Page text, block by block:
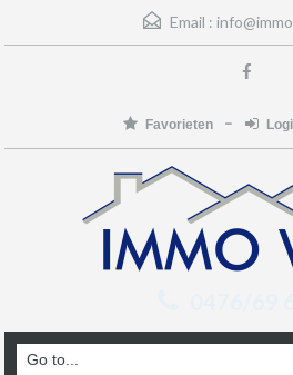
Email :
Favorieten